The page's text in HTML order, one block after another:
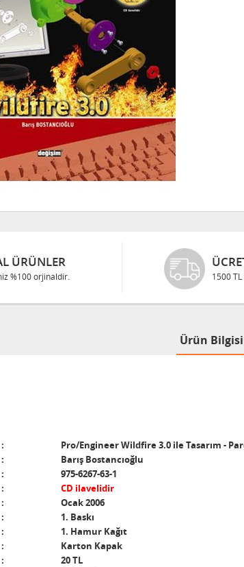
ÜRÜNLER
%100 orjinaldir. 1500
Ürün Bilgisi
:
Pro/Engineer Wildfire 3.0 ile Tasarım -
:
Barış Bostancıoğlu
:
975-6267-63-1
:
CD ilavelidir
:
Ocak 2006
:
1. Baskı
:
1. Hamur Kağıt
:
Karton Kapak
:
20 TL